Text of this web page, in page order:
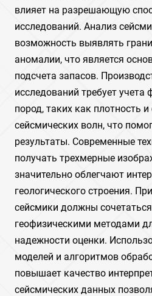
влияет на разрешающую
исследований. Анализ
возможность выявлять
аномалии, что является
подсчета запасов.
исследований требует учета
пород, таких как плотность и
сейсмических волн, что
результаты. Современные
получать трехмерные
значительно облегчают
геологического строения.
сейсмики должны
геофизическими методами
надежности оценки.
моделей и алгоритмов
повышает качество
сейсмических данных